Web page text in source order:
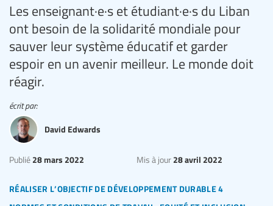
Les enseignant·e·s et étudiant·e·s du Liban
ont besoin de la solidarité mondiale pour
sauver leur système éducatif et garder
espoir en un avenir meilleur. Le monde doit
réagir.
réaliser l’objectif de développement durable 4
Publié 28 mars 2022 Mis à jour 28 avril 2022
écrit par:
David Edwards